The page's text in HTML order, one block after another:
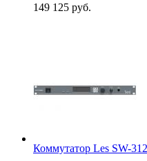
149 125 руб.
Коммутатор Les SW-